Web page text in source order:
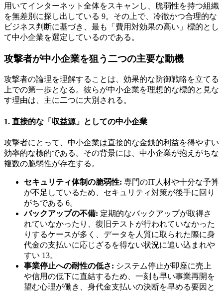
用いてインターネット全体をスキャンし、脆弱性を持つ組織
を無差別に探し出している 9。その上で、冷徹かつ合理的な
ビジネス判断に基づき、最も「費用対効果の高い」標的とし
て中小企業を選定しているのである。
攻撃者が中小企業を狙う二つの主要な動機
攻撃者の論理を理解することは、効果的な防御戦略を立てる
上での第一歩となる。彼らが中小企業を理想的な標的と見な
す理由は、主に二つに大別される。
1. 直接的な「収益源」としての中小企業
攻撃者にとって、中小企業は直接的な金銭的利益を得やすい
効率的な標的である。その背景には、中小企業が抱えがちな
複数の脆弱性が存在する。
セキュリティ体制の脆弱性: 専門のIT人材や十分な予算
が不足しているため、セキュリティ対策が後手に回り
がちである 6。
バックアップの不備: 定期的なバックアップが取得さ
れていなかったり、復旧テストが行われていなかった
りするケースが多く、データを人質に取られた際に身
代金の支払いに応じざるを得ない状況に追い込まれや
すい 13。
事業停止への耐性の低さ: システム停止が即座に売上
や信用の低下に直結するため、一刻も早い事業再開を
望む心理が働き、身代金支払いの決断を早める要因と